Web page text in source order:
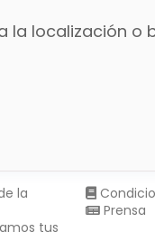
la localización o
la
tus
Prensa